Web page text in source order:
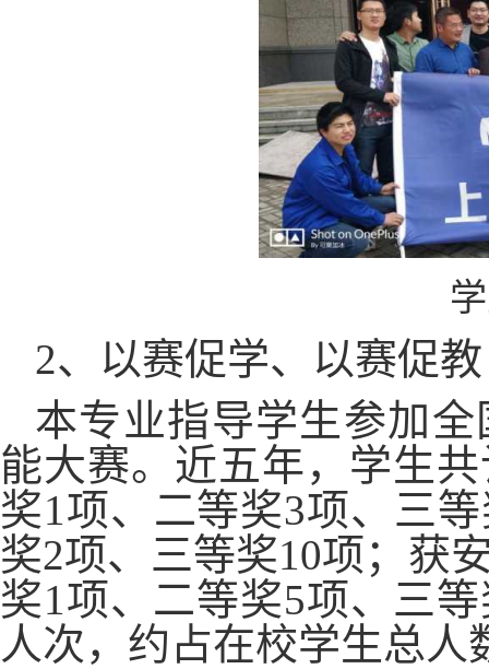
2、以赛促学、以赛促教
本专业指导学生参加
能大赛。近五年，学生
奖1项、二等奖3项、三
奖2项、三等奖10项；获
奖1项、二等奖5项、三
人次，约占在校学生总人